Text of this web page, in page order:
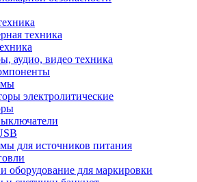
техника
аудио, видео техника
электролитические
для источников питания
оборудование для маркировки